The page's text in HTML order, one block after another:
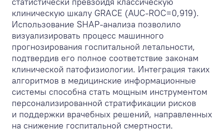
клиническую шкалу GRACE (AUC-ROC=0,919).
Использование SHAP-анализа позволило
визуализировать процесс машинного
прогнозирования госпитальной летальности,
подтвердив его полное соответствие законам
клинической патофизиологии. Интеграция таких
алгоритмов в медицинские информационные
системы способна стать мощным инструментом
персонализированной стратификации рисков
и поддержки врачебных решений, направленных
на снижение госпитальной смертности.